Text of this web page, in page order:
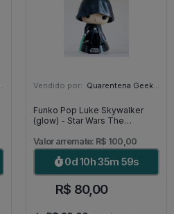
Vendido por: Quarentena Geek Store - SP
Funko Pop Luke Skywalker
(glow) - Star Wars The
Valor arremate: R$ 100,00
0d 10h 35m 57s
R$ 80,00